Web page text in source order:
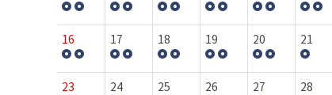
16 17 18 19 20 21
23 24 25 26 27 28